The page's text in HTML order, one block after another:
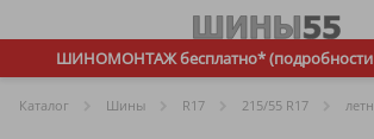
ШИНОМОНТАЖ бесплатно* (подробности
Каталог Шины R17 215/55 R17